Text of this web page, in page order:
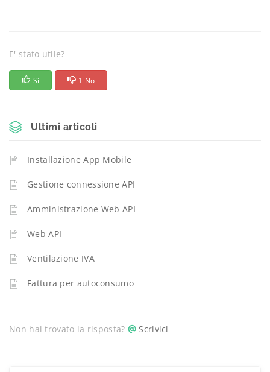
E' stato utile?
Sì 1 No
Ultimi articoli
Installazione App Mobile
Gestione connessione API
Amministrazione Web API
Web API
Ventilazione IVA
Fattura per autoconsumo
Non hai trovato la risposta? Scrivici